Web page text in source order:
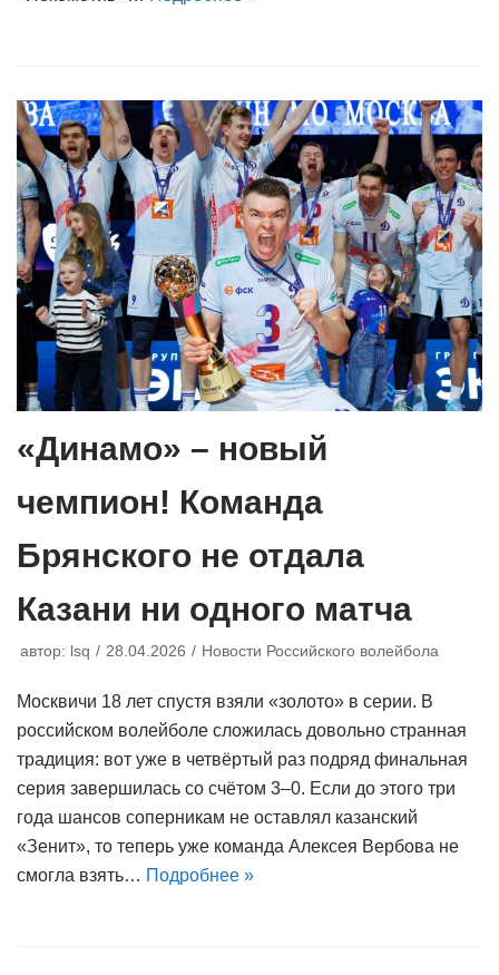
«Динамо» – новый
чемпион! Команда
Брянского не отдала
Казани ни одного матча
автор: lsq 28.04.2026 Новости Российского волейбола
Москвичи 18 лет спустя взяли «золото» в серии. В
российском волейболе сложилась довольно странная
традиция: вот уже в четвёртый раз подряд финальная
серия завершилась со счётом 3–0. Если до этого три
года шансов соперникам не оставлял казанский
«Зенит», то теперь уже команда Алексея Вербова не
смогла взять… Подробнее »